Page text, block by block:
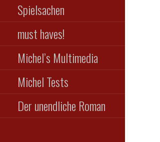
Spielsachen
must haves!
Michel’s Multimedia
Michel Tests
Der unendliche Roman